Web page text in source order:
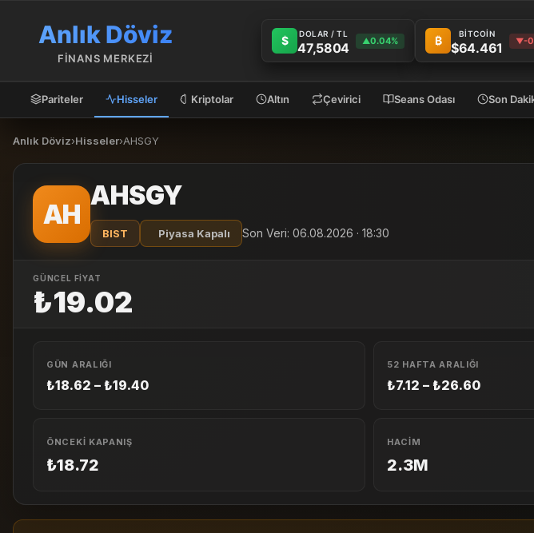
Anlık Döviz
FİNANS MERKEZİ
$ DOLAR / TL
47,5804 ▲0.04% ₿ BİTCOİN
$64.461 ▼-
Pariteler Hisseler Kriptolar Altın Çevirici Seans Odası Son
Anlık Döviz›Hisseler›AHSGY
AH
AHSGY
BIST Piyasa Kapalı Son Veri: 06.08.2026 · 18:30
GÜNCEL FİYAT
₺19.02
GÜN ARALIĞI
₺18.62 – ₺19.40
52 HAFTA ARALIĞI
₺7.12 – ₺26.60
ÖNCEKI KAPANIŞ
₺18.72
HACIM
2.3M